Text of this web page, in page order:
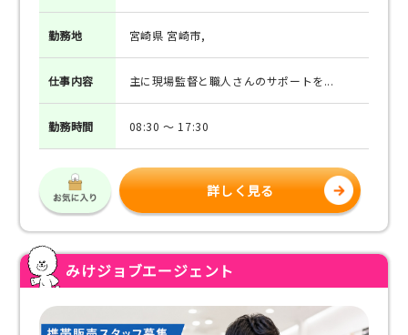
勤務地 宮崎県 宮崎市,
仕事内容 主に現場監督と職人さんのサポートを...
勤務時間 08:30 ～ 17:30
詳しく見る
みけジョブエージェント